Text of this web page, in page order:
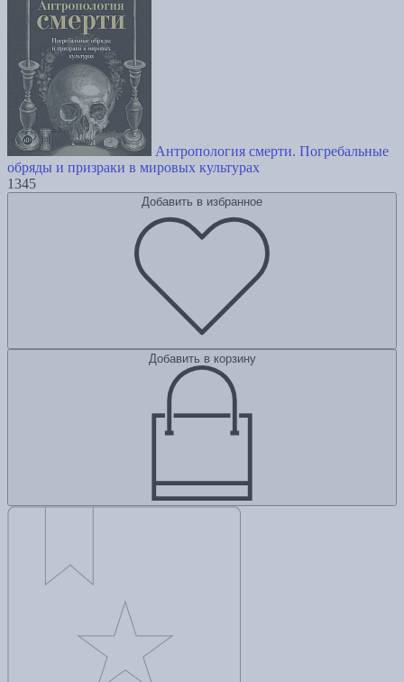
Антропология смерти. Погребальные
обряды и призраки в мировых культурах
1345
Добавить в избранное
Добавить в корзину